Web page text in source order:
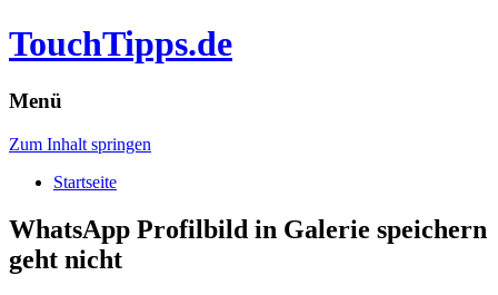
TouchTipps.de
Menü
Zum Inhalt springen
Startseite
WhatsApp Profilbild in Galerie speichern
geht nicht